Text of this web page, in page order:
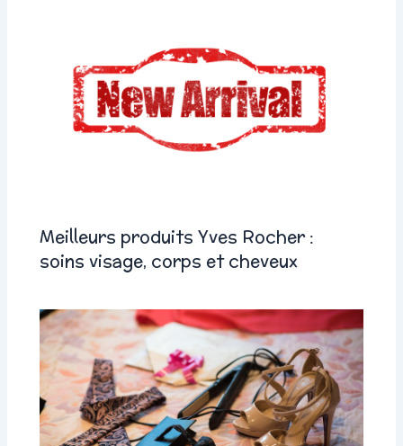
Meilleurs produits Yves Rocher :
soins visage, corps et cheveux